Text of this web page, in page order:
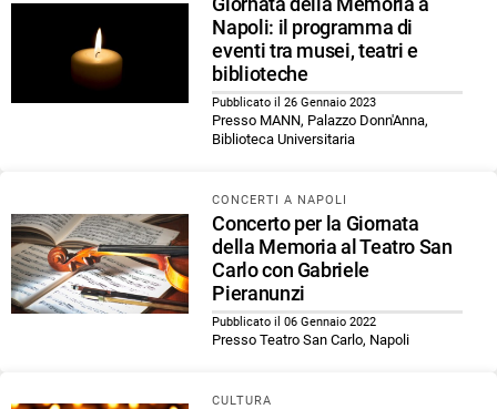
Napoli: il programma di
eventi tra musei, teatri e
biblioteche
Pubblicato il 26 Gennaio 2023
Presso MANN, Palazzo Donn'Anna,
Biblioteca Universitaria
CONCERTI A NAPOLI
Concerto per la Giornata
della Memoria al Teatro San
Carlo con Gabriele
Pieranunzi
Pubblicato il 06 Gennaio 2022
Presso Teatro San Carlo, Napoli
CULTURA